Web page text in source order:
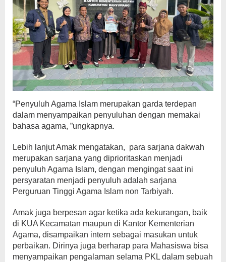
“Penyuluh Agama Islam merupakan garda terdepan
dalam menyampaikan penyuluhan dengan memakai
bahasa agama, ”ungkapnya.
Lebih lanjut Amak mengatakan, para sarjana dakwah
merupakan sarjana yang diprioritaskan menjadi
penyuluh Agama Islam, dengan mengingat saat ini
persyaratan menjadi penyuluh adalah sarjana
Perguruan Tinggi Agama Islam non Tarbiyah.
Amak juga berpesan agar ketika ada kekurangan, baik
di KUA Kecamatan maupun di Kantor Kementerian
Agama, disampaikan intern sebagai masukan untuk
perbaikan. Dirinya juga berharap para Mahasiswa bisa
menyampaikan pengalaman selama PKL dalam sebuah